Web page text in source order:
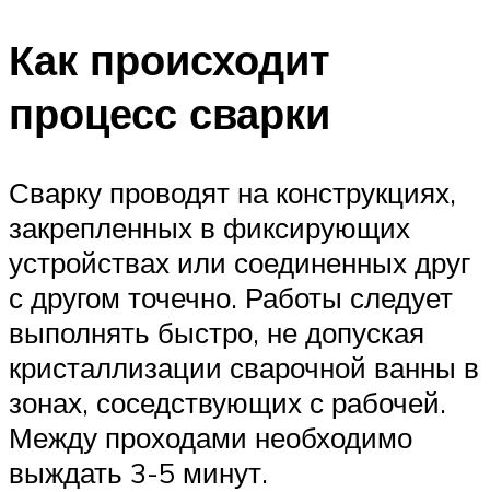
Как происходит
процесс сварки
Сварку проводят на конструкциях,
закрепленных в фиксирующих
устройствах или соединенных друг
с другом точечно. Работы следует
выполнять быстро, не допуская
кристаллизации сварочной ванны в
зонах, соседствующих с рабочей.
Между проходами необходимо
выждать 3-5 минут.